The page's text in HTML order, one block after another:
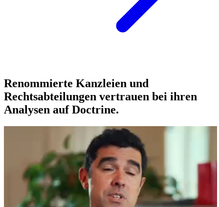
Renommierte Kanzleien und
Rechtsabteilungen vertrauen bei ihren
Analysen auf Doctrine.